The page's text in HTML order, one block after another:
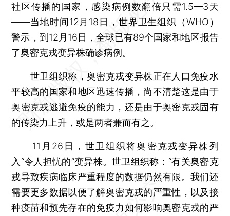
社区传播的国家，感染病例数翻倍只需1.5—3天
——当地时间12月18日，世界卫生组织（WHO）
警示，到12月16日，全球已有89个国家和地区报告
了奥密克戎变异株确诊病例。
世卫组织称，奥密克戎变异株正在人口免疫水
平较高的国家和地区迅速传播，尚不清楚这是由于
奥密克戎逃避免疫的能力，还是由于奥密克戎固有
的传染力上升，或是两者兼而有之。
11月26日，世卫组织将奥密克戎变异株列
入“令人担忧的”变异株。世卫组织称：“有关奥密克
戎导致疾病临床严重程度的数据仍然有限。我们还
需要更多数据以便了解奥密克戎的严重性，以及接
种疫苗和预先存在的免疫力如何影响奥密克戎的严